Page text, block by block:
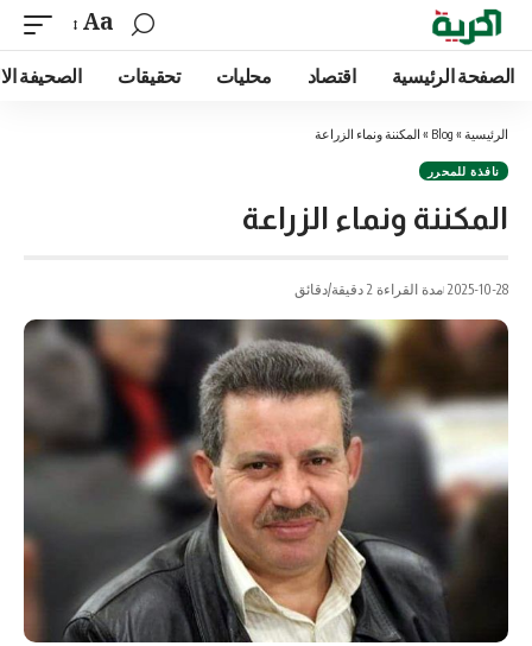
Aa
الصفحة الرئيسية اقتصاد محليات تحقيقات الصحيفة
الرئيسية »
Blog
» المكننة ونماء الزراعة
نافذة للمحرر
المكننة ونماء الزراعة
2025-10-28 مدة القراءة 2 دقيقة/دقائق